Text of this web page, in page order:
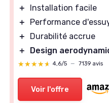
＋
Installation facile
＋
Performance
＋
Durabilité accrue
＋
Design
★★★★★
★★★★★ 4,6/5 — 7139 avis
Voir l'offre